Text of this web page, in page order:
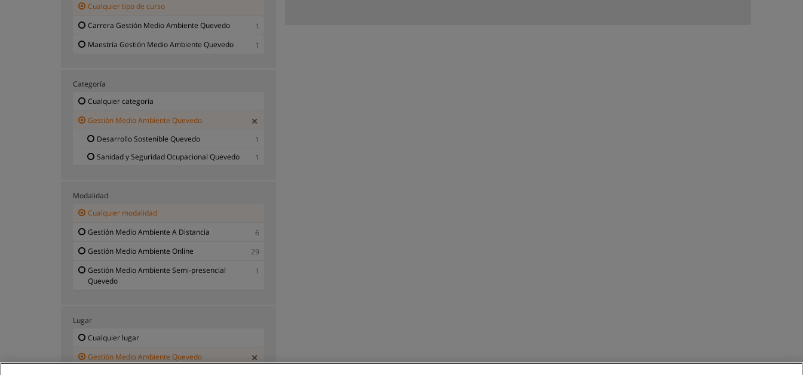
Cualquier tipo de curso
Carrera Gestión Medio Ambiente Quevedo
1
Maestría Gestión Medio Ambiente Quevedo
1
Categoría
Cualquier categoría
Gestión Medio Ambiente Quevedo
Desarrollo Sostenible Quevedo
1
Sanidad y Seguridad Ocupacional Quevedo
1
Modalidad
Cualquier modalidad
Gestión Medio Ambiente A Distancia
6
Gestión Medio Ambiente Online
29
Gestión Medio Ambiente Semi-presencial
Quevedo
1
Lugar
Cualquier lugar
Gestión Medio Ambiente Quevedo